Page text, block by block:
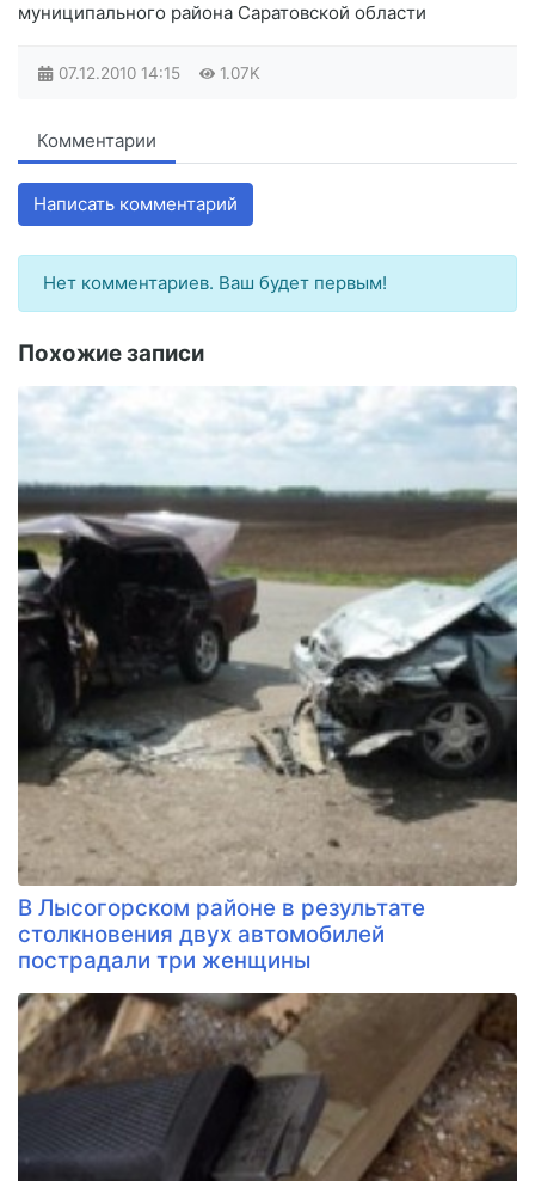
муниципального района Саратовской области
07.12.2010 14:15 1.07K
Комментарии
Написать комментарий
Нет комментариев. Ваш будет первым!
Похожие записи
В Лысогорском районе в результате
столкновения двух автомобилей
пострадали три женщины